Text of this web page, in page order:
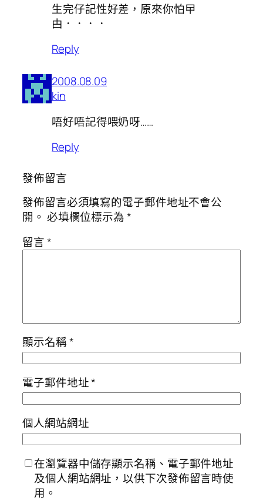
生完仔記性好差，原來你怕曱
甴．．．．
Reply
2008.08.09
kin
唔好唔記得喂奶呀……
Reply
發佈留言
發佈留言必須填寫的電子郵件地址不會公
開。 必填欄位標示為*
留言*
顯示名稱*
電子郵件地址*
個人網站網址
在瀏覽器中儲存顯示名稱、電子郵件地址
及個人網站網址，以供下次發佈留言時使
用。